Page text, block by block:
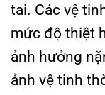
tai. Các vệ
mức độ thiệt
ảnh hưởng
ảnh vệ tinh